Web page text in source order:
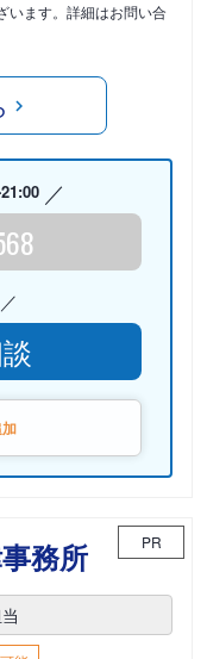
います。詳細はお問い合
務所 PR